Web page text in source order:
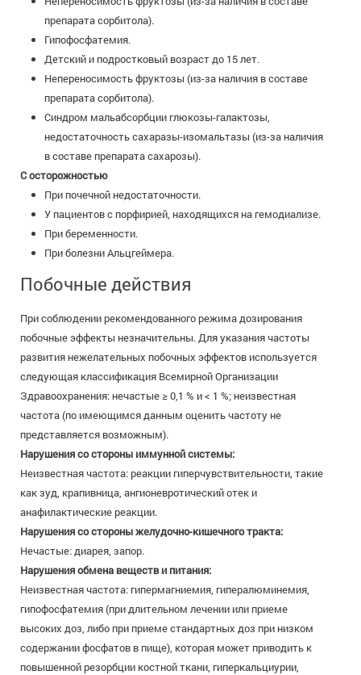
препарата сорбитола).
Гипофосфатемия.
Детский и подростковый возраст до 15 лет.
Непереносимость фруктозы (из-за наличия в составе
препарата сорбитола).
Синдром мальабсорбции глюкозы-галактозы,
недостаточность сахаразы-изомальтазы (из-за наличия
в составе препарата сахарозы).
С осторожностью
При почечной недостаточности.
У пациентов с порфирией, находящихся на гемодиализе.
При беременности.
При болезни Альцгеймера.
Побочные действия
При соблюдении рекомендованного режима дозирования
побочные эффекты незначительны. Для указания частоты
развития нежелательных побочных эффектов используется
следующая классификация Всемирной Организации
Здравоохранения: нечастые ≥ 0,1 % и < 1 %; неизвестная
частота (по имеющимся данным оценить частоту не
представляется возможным).
Нарушения со стороны иммунной системы:
Неизвестная частота: реакции гиперчувствительности, такие
как зуд, крапивница, ангионевротический отек и
анафилактические реакции.
Нарушения со стороны желудочно-кишечного тракта:
Нечастые: диарея, запор.
Нарушения обмена веществ и питания:
Неизвестная частота: гипермагниемия, гипералюминемия,
гипофосфатемия (при длительном лечении или приеме
высоких доз, либо при приеме стандартных доз при низком
содержании фосфатов в пище), которая может приводить к
повышенной резорбции костной ткани, гиперкальциурии,